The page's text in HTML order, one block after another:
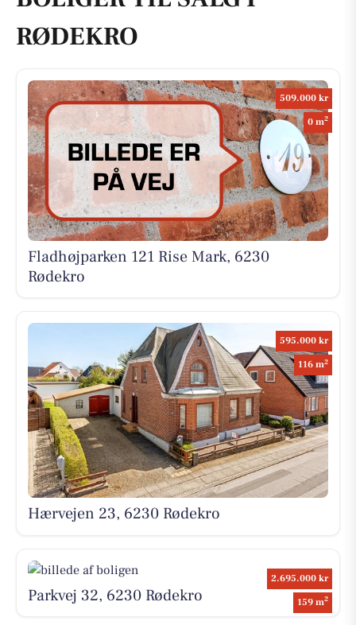
RØDEKRO
509.000 kr
0 m2
Fladhøjparken 121 Rise Mark, 6230
Rødekro
595.000 kr
116 m2
Hærvejen 23, 6230 Rødekro
2.695.000 kr
159 m2
Parkvej 32, 6230 Rødekro